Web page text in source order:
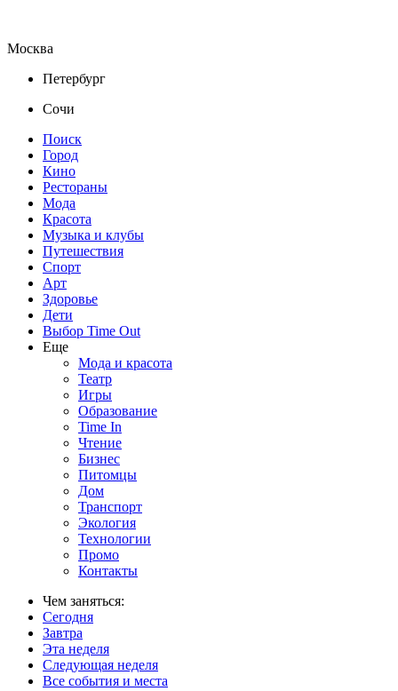
Москва
Петербург
Сочи
Поиск
Город
Кино
Рестораны
Мода
Красота
Музыка и клубы
Путешествия
Спорт
Арт
Здоровье
Дети
Выбор Time Out
Еще
Мода и красота
Театр
Игры
Образование
Time In
Чтение
Бизнес
Питомцы
Дом
Транспорт
Экология
Технологии
Промо
Контакты
Чем заняться:
Сегодня
Завтра
Эта неделя
Следующая неделя
Все события и места